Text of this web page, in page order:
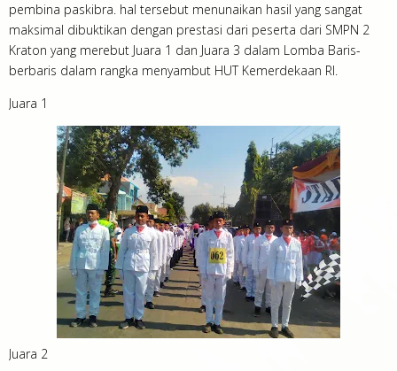
pembina paskibra. hal tersebut menunaikan hasil yang sangat
maksimal dibuktikan dengan prestasi dari peserta dari SMPN 2
Kraton yang merebut Juara 1 dan Juara 3 dalam Lomba Baris-
berbaris dalam rangka menyambut HUT Kemerdekaan RI.
Juara 1
Juara 2